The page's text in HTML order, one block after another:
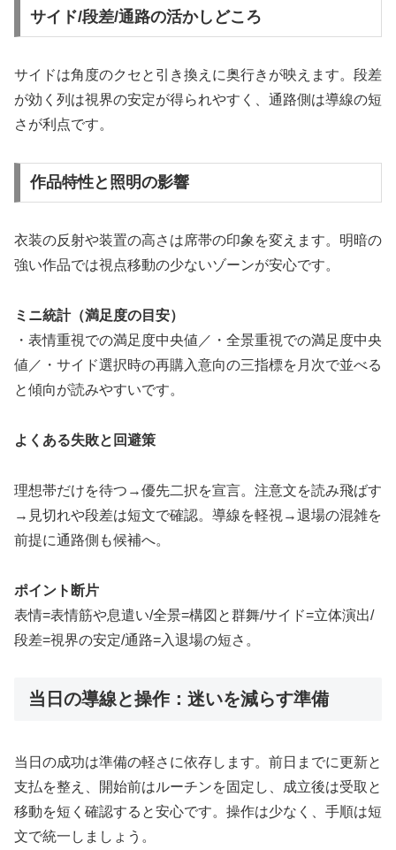
サイド/段差/通路の活かしどころ
サイドは角度のクセと引き換えに奥行きが映えます。段差
が効く列は視界の安定が得られやすく、通路側は導線の短
さが利点です。
作品特性と照明の影響
衣装の反射や装置の高さは席帯の印象を変えます。明暗の
強い作品では視点移動の少ないゾーンが安心です。
ミニ統計（満足度の目安）
・表情重視での満足度中央値／・全景重視での満足度中央
値／・サイド選択時の再購入意向の三指標を月次で並べる
と傾向が読みやすいです。
よくある失敗と回避策
理想帯だけを待つ→優先二択を宣言。注意文を読み飛ばす
→見切れや段差は短文で確認。導線を軽視→退場の混雑を
前提に通路側も候補へ。
ポイント断片
表情=表情筋や息遣い/全景=構図と群舞/サイド=立体演出/
段差=視界の安定/通路=入退場の短さ。
当日の導線と操作：迷いを減らす準備
当日の成功は準備の軽さに依存します。前日までに更新と
支払を整え、開始前はルーチンを固定し、成立後は受取と
移動を短く確認すると安心です。操作は少なく、手順は短
文で統一しましょう。